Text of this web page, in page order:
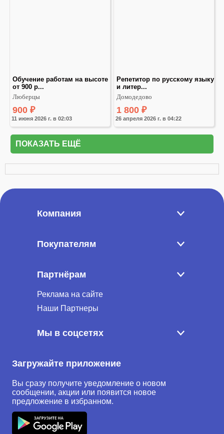
11 июня 2026 г. в 02:03
Обучение работам на высоте
от 900 р...
Люберцы
900 ₽
26 апреля 2026 г. в 04:22
Репетитор по русскому языку
и литер...
Домодедово
1 800 ₽
ПОКАЗАТЬ ЕЩЁ
Компания
Покупателям
Партнёрам
Реклама на сайте
Наши Партнеры
Мы в соцсетях
Загружайте приложение
Вы сразу получите уведомление о новом
сообщении, акции или появится новое
предложение в избранном.